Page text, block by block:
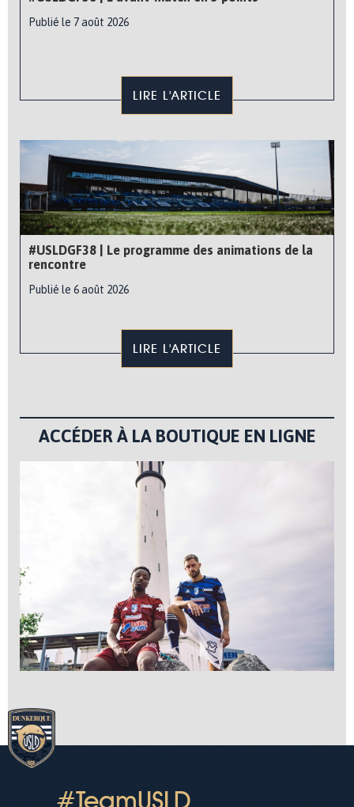
Publié le 7 août 2026
LIRE L'ARTICLE
#USLDGF38 | Le programme des animations de la
rencontre
Publié le 6 août 2026
LIRE L'ARTICLE
ACCÉDER À LA BOUTIQUE EN LIGNE
#TeamUSLD